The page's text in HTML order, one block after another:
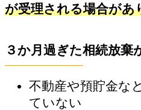
が受理される場合があ
３か月過ぎた相続放棄
不動産や預貯金な
ていない